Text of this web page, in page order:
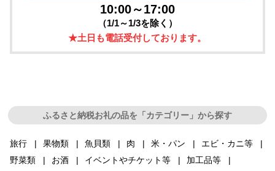
10:00～17:00
（1/1～1/3を除く）
★土日も電話受付しております。
ふるさと納税お礼の品を「カテゴリー」から探す
旅行 果物類 魚貝類 肉 米・パン
エビ・カニ等
野菜類
お酒 イベントやチケット等
加工品等